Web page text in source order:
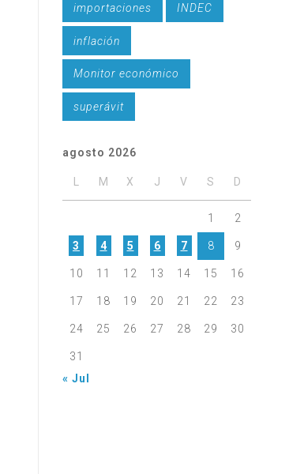
importaciones INDEC
inflación
Monitor económico
superávit
agosto 2026
M X J V S D
1 2
3 4 5 6 7 8 9
10 11 12 13 14 15 16
17 18 19 20 21 22 23
24 25 26 27 28 29 30
31
« Jul